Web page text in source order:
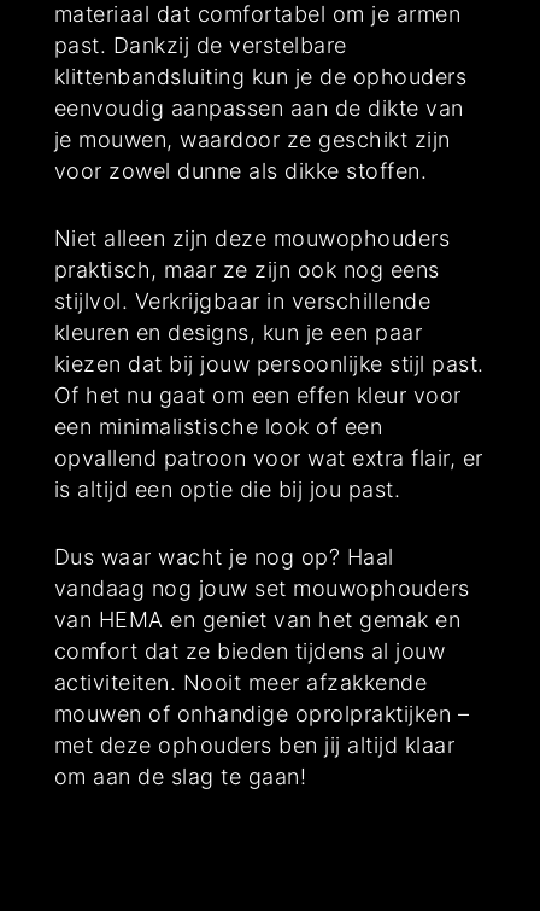
materiaal dat comfortabel om je armen
past. Dankzij de verstelbare
klittenbandsluiting kun je de ophouders
eenvoudig aanpassen aan de dikte van
je mouwen, waardoor ze geschikt zijn
voor zowel dunne als dikke stoffen.
Niet alleen zijn deze mouwophouders
praktisch, maar ze zijn ook nog eens
stijlvol. Verkrijgbaar in verschillende
kleuren en designs, kun je een paar
kiezen dat bij jouw persoonlijke stijl past.
Of het nu gaat om een effen kleur voor
een minimalistische look of een
opvallend patroon voor wat extra flair, er
is altijd een optie die bij jou past.
Dus waar wacht je nog op? Haal
vandaag nog jouw set mouwophouders
van HEMA en geniet van het gemak en
comfort dat ze bieden tijdens al jouw
activiteiten. Nooit meer afzakkende
mouwen of onhandige oprolpraktijken –
met deze ophouders ben jij altijd klaar
om aan de slag te gaan!